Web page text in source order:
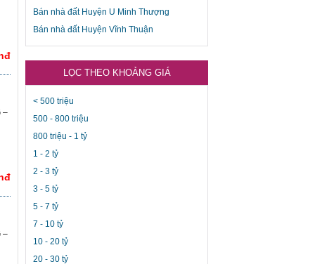
–
–
Bán nhà đất Huyện U Minh Thượng
Bán nhà đất Huyện Vĩnh Thuận
LỌC THEO KHOẢNG GIÁ
< 500 triệu
500 - 800 triệu
800 triệu - 1 tỷ
1 - 2 tỷ
2 - 3 tỷ
3 - 5 tỷ
5 - 7 tỷ
7 - 10 tỷ
10 - 20 tỷ
20 - 30 tỷ